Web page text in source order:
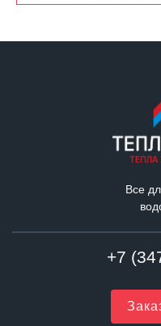
Все
+7